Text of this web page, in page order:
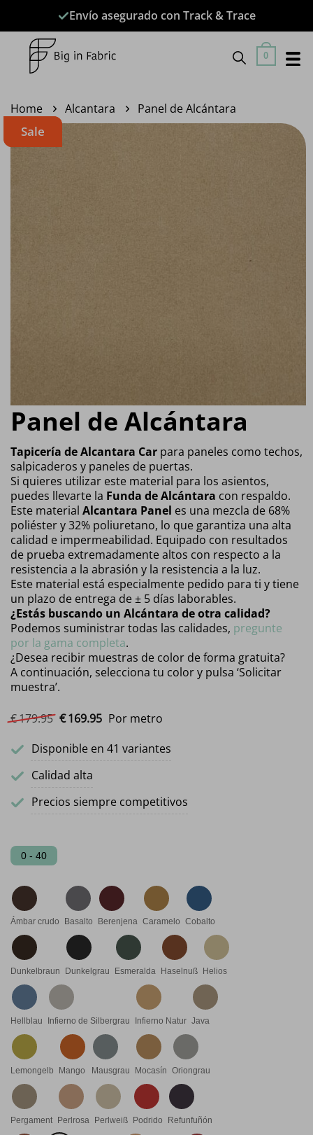
contenido
Envío asegurado con Track & Trace
0
Home Alcantara Panel de Alcántara
Sale
Panel de Alcántara
Tapicería de Alcantara Car para paneles como techos,
salpicaderos y paneles de puertas.
Si quieres utilizar este material para los asientos,
puedes llevarte la Funda de Alcántara con respaldo.
Este material Alcantara Panel es una mezcla de 68%
poliéster y 32% poliuretano, lo que garantiza una alta
calidad e impermeabilidad. Equipado con resultados
de prueba extremadamente altos con respecto a la
resistencia a la abrasión y la resistencia a la luz.
Este material está especialmente pedido para ti y tiene
un plazo de entrega de ± 5 días laborables.
¿Estás buscando un Alcántara de otra calidad?
Podemos suministrar todas las calidades, pregunte
por la gama completa.
¿Desea recibir muestras de color de forma gratuita?
A continuación, selecciona tu color y pulsa ‘Solicitar
muestra’.
€179.95 El precio original era: €179.95.
€169.95El precio actual es: €169.95.
Por metro
Disponible en 41 variantes
Calidad alta
Precios siempre competitivos
0 - 40
Ámbar crudo Basalto Berenjena Caramelo Cobalto
Dunkelbraun Dunkelgrau Esmeralda Haselnuß Helios
Hellblau Infierno de Silbergrau Infierno Natur Java
Lemongelb Mango Mausgrau Mocasín Oriongrau
Pergament Perlrosa Perlweiß Podrido Refunfuñón